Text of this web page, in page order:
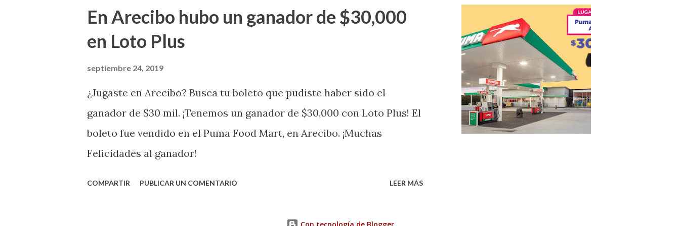
la farmacia Yarimar de la Urbanización Las Lomas en el Municipio de
San Juan ¡Enhorabuena que lo disfrute! ...
En Arecibo hubo un ganador de $30,000
en Loto Plus
septiembre 24, 2019
¿Jugaste en Arecibo? Busca tu boleto que pudiste haber sido el
ganador de $30 mil. ¡Tenemos un ganador de $30,000 con Loto Plus! El
boleto fue vendido en el Puma Food Mart, en Arecibo. ¡Muchas
Felicidades al ganador!
COMPARTIR PUBLICAR UN COMENTARIO LEER MÁS